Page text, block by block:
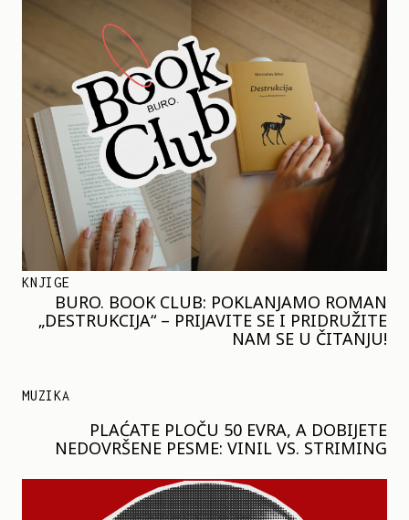
KNJIGE
BURO. BOOK CLUB: POKLANJAMO ROMAN
„DESTRUKCIJA“ – PRIJAVITE SE I PRIDRUŽITE
NAM SE U ČITANJU!
MUZIKA
PLAĆATE PLOČU 50 EVRA, A DOBIJETE
NEDOVRŠENE PESME: VINIL VS. STRIMING